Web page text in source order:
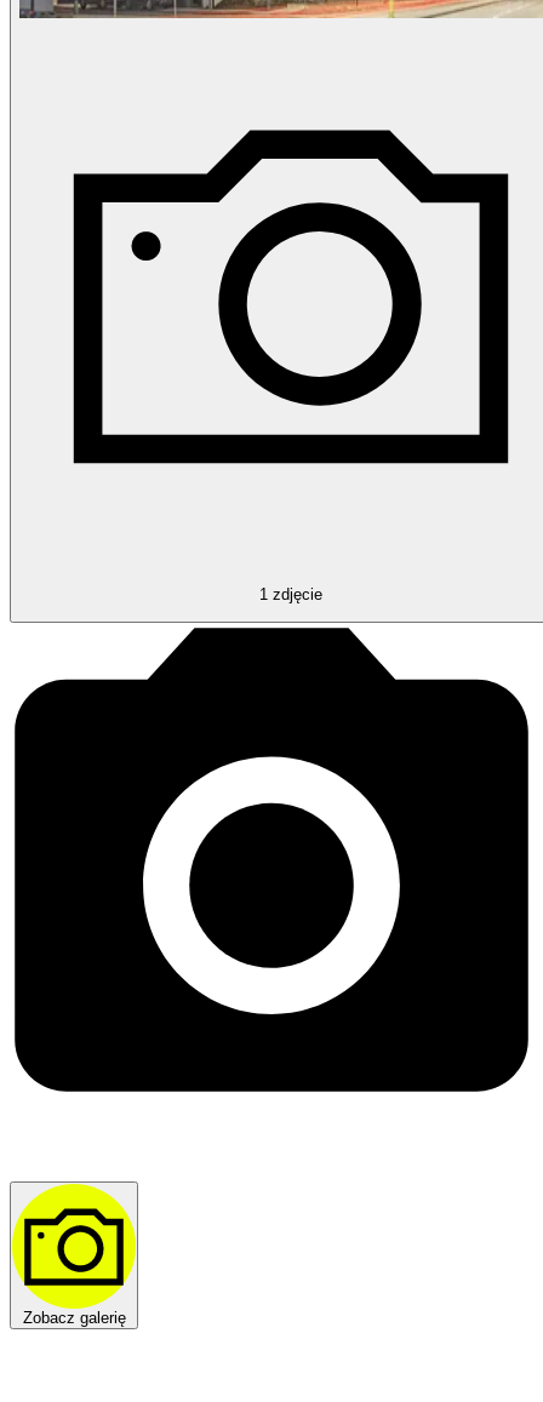
1 zdjęcie
Zobacz galerię